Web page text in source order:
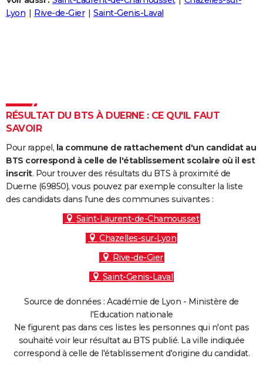
Destinations
City break
Voyage nature
Voyage de noces
Forum
Climat
+
PHOTO
Carte de Noël
Carte Bonne année
Carte Saint-Valentin
Carte Pâques
Carte d'anniversaire
DICTIONNAIRE
Dictionnaire
Biographies
Citations
Expressions
Proverbes
PROGRAMME TV
COPAINS D'AVANT
S'inscrire
Se connecter
Lycées
Collèges
Primaires
Universités
Entreprises
Service militaire
Avis de recherche
AVIS DE DÉCÈS
FORUM
Lyon
Rive-de-Gier Saint-Genis-Laval
RÉSULTAT DU BTS À DUERNE : CE QU'IL FAUT
SAVOIR
Pour rappel, la commune de rattachement d'un candidat au
BTS correspond à celle de l'établissement scolaire où il est
inscrit. Pour trouver des résultats du BTS à proximité de
Duerne (69850), vous pouvez par exemple consulter la liste
des candidats dans l'une des communes suivantes :
Saint-Laurent-de-Chamousset
Chazelles-sur-Lyon
Rive-de-Gier
Saint-Genis-Laval
Source de données : Académie de Lyon - Ministère de
l'Education nationale
Ne figurent pas dans ces listes les personnes qui n'ont pas
souhaité voir leur résultat au BTS publié. La ville indiquée
correspond à celle de l'établissement d'origine du candidat.